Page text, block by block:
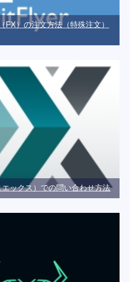
FX）の注文方法（特殊注文）
ックス）での問い合わせ方法